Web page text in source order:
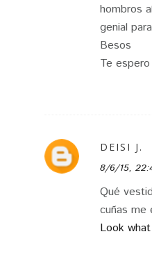
hombros
genial
Besos
Te
DEISI J.
8/6/15,
Qué
cuñas me
Look